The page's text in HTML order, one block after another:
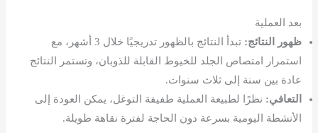
بعد العملية
ظهور النتائج:
تبدأ النتائج بالظهور تدريجيًا خلال 3 أشهر، مع
استمرار امتصاص الجلد للخيوط القابلة للذوبان، وتستمر النتائج
عادة بين سنة إلى ثلاث سنوات.
التعافي: نظرًا لطبيعة العملية طفيفة التوغل، يمكن العودة إلى
الأنشطة اليومية بسرعة دون الحاجة لفترة نقاهة طويلة.